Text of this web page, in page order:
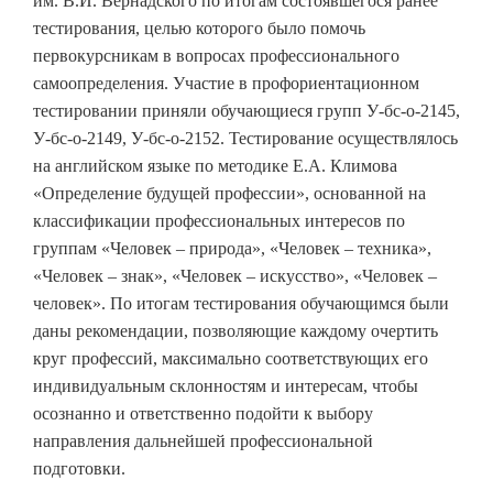
тестирования, целью которого было помочь
первокурсникам в вопросах профессионального
самоопределения. Участие в профориентационном
тестировании приняли обучающиеся групп У-бс-о-2145,
У-бс-о-2149, У-бс-о-2152. Тестирование осуществлялось
на английском языке по методике Е.А. Климова
«Определение будущей профессии», основанной на
классификации профессиональных интересов по
группам «Человек – природа», «Человек – техника»,
«Человек – знак», «Человек – искусство», «Человек –
человек». По итогам тестирования обучающимся были
даны рекомендации, позволяющие каждому очертить
круг профессий, максимально соответствующих его
индивидуальным склонностям и интересам, чтобы
осознанно и ответственно подойти к выбору
направления дальнейшей профессиональной
подготовки.